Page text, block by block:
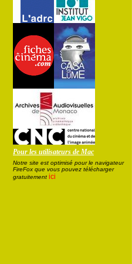
Pour les utilisateurs de Mac
Notre site est optimisé pour le navigateur
FireFox que vous pouvez télécharger
gratuitement ici